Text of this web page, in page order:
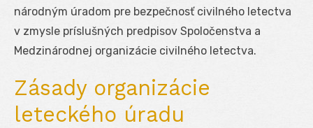
národným úradom pre bezpečnosť civilného letectva
v zmysle príslušných predpisov Spoločenstva a
Medzinárodnej organizácie civilného letectva.
Zásady organizácie
leteckého úradu